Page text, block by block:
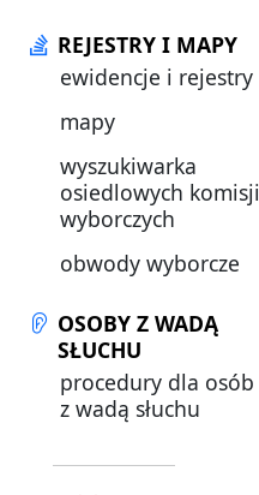
REJESTRY I MAPY
ewidencje i rejestry
mapy
wyszukiwarka
osiedlowych komisji
wyborczych
obwody wyborcze
OSOBY Z WADĄ
SŁUCHU
procedury dla osób
z wadą słuchu